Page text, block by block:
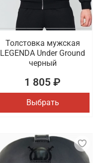
Толстовка мужская
LEGENDA Under Ground
черный
1 805 ₽
Выбрать